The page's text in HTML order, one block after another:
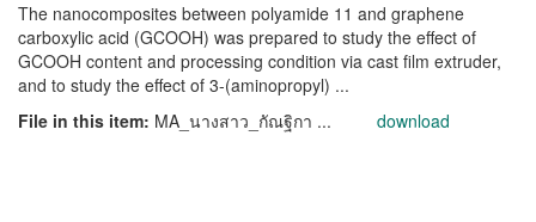
The nanocomposites between polyamide 11 and graphene
carboxylic acid (GCOOH) was prepared to study the effect of
GCOOH content and processing condition via cast film extruder,
and to study the effect of 3-(aminopropyl) ...
File in this item: MA_นางสาว_กัณฐิกา ... download